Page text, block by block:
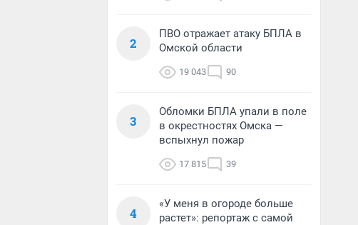
2
ПВО отражает атаку БПЛА в
Омской области
19 043 90
3
Обломки БПЛА упали в поле
в окрестностях Омска —
вспыхнул пожар
17 815 39
4
«У меня в огороде больше
растет»: репортаж с самой